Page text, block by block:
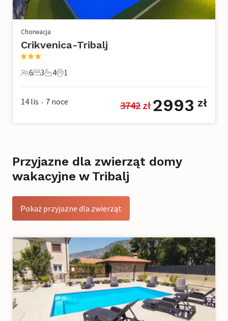
Chorwacja
Crikvenica-Tribalj
6 Goście
6
3 Sypialnie
3
4 Łazienki
4
1 Zwierzę domowe
1
14 lis • 7 noce 3742 zł 2993 zł
Przyjazne dla zwierząt domy
wakacyjne w Tribalj
Pokaż przyjazne dla zwierząt